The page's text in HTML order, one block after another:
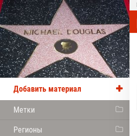
Добавить материал
Метки
Регионы